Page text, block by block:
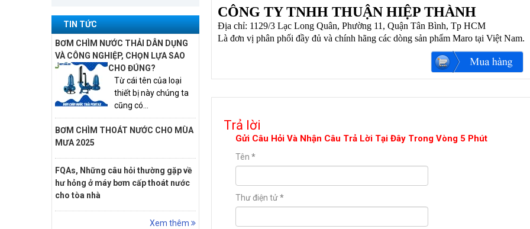
TIN TỨC
BƠM CHÌM NƯỚC THẢI DÂN DỤNG
VÀ CÔNG NGHIỆP, CHỌN LỰA SAO
CHO ĐÚNG?
Từ cái tên của loại
thiết bị này chúng ta
cũng có...
BƠM CHÌM THOÁT NƯỚC CHO MÙA
MƯA 2025
FQAs, Những câu hỏi thường gặp về
hư hỏng ở máy bơm cấp thoát nước
cho tòa nhà
Xem thêm
CÔNG TY TNHH THUẬN HIỆP THÀNH
Địa chỉ: 1129/3 Lạc Long Quân, Phường 11, Quận Tân Bình, Tp HCM
Là đơn vị phân phối đầy đủ và chính hãng các dòng sản phẩm Maro tại Việt Nam.
Trả lời
Gửi Câu Hỏi Và Nhận Câu Trả Lời Tại Đây Trong Vòng 5 Phút
Tên *
Thư điện tử*